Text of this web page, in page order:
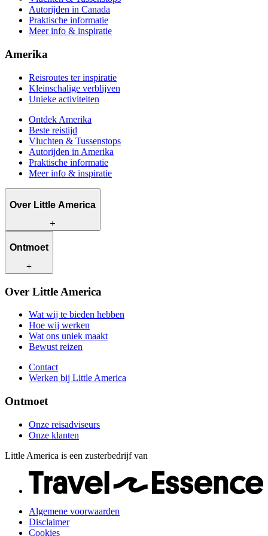
Autorijden in Canada
Praktische informatie
Meer info & inspiratie
Amerika
Reisroutes ter inspiratie
Kleinschalige verblijven
Unieke activiteiten
Ontdek Amerika
Beste reistijd
Vluchten & Tussenstops
Autorijden in Amerika
Praktische informatie
Meer info & inspiratie
Over Little America
Wat wij te bieden hebben
Wat ons uniek maakt
Contact
Werken bij Little America
Ontmoet
Onze reisadviseurs
Over Little America
Wat wij te bieden hebben
Hoe wij werken
Wat ons uniek maakt
Bewust reizen
Contact
Werken bij Little America
Ontmoet
Onze reisadviseurs
Onze klanten
Little America is een zusterbedrijf van
Algemene voorwaarden
Disclaimer
Cookies